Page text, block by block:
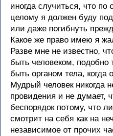
иногда случиться, что
целому я должен буду
или даже погибнуть
Какое же право имею я
Разве мне не известно,
быть человеком, подобно
быть органом тела, когда
Мудрый человек никогда
провидения и не думает,
беспорядок потому, что
смотрит на себя как на
независимое от прочих